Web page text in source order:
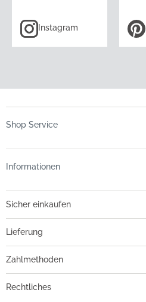
Instagram
Shop Service
Informationen
Sicher einkaufen
Lieferung
Zahlmethoden
Rechtliches